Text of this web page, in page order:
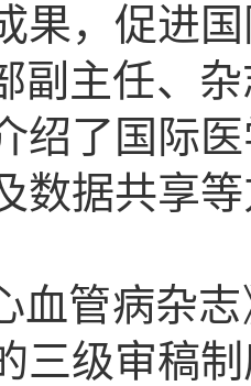
果，促进
副主任、
绍了国际
数据共享
血管病杂
三级审稿